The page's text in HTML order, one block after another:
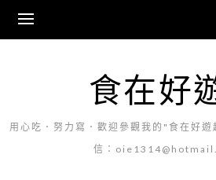
content
食在好
用心吃．努力寫．歡迎參觀我的"食在好
信：